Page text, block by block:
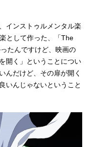
インストゥルメンタル楽
として作った、「The
たんですけど、映画の
開く」ということについ
んだけど、その扉が開く
いんじゃないということ